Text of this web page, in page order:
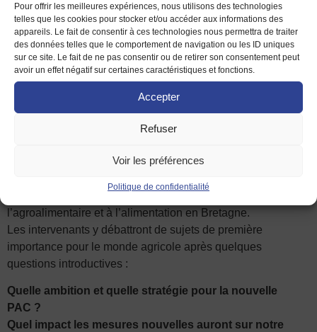
Pour offrir les meilleures expériences, nous utilisons des technologies
telles que les cookies pour stocker et/ou accéder aux informations des
appareils. Le fait de consentir à ces technologies nous permettra de traiter
des données telles que le comportement de navigation ou les ID uniques
sur ce site. Le fait de ne pas consentir ou de retirer son consentement peut
avoir un effet négatif sur certaines caractéristiques et fonctions.
Accepter
Refuser
Voir les préférences
Politique de confidentialité
–Loïc GUINES: Président de la Chambre d’Agriculture
d’Ille-et-Vilaine
–Mary HENRY: chargée de mission PAC à la Chambre
régionale d’Agriculture de Bretagne
– Laurent BARBOT: Responsable du Marché de
l’Agriculture au Crédit Agricole d’Ille-et-Vilaine
– Joseph MÉNARD :Vice Président à la Maison de
l’Europe de Rennes et Haute Bretagne et ancien Président
l’agroalimentaire et à l’alimentation en Bretagne.
Les intervenants y débattront de sujets de première
importance pour le monde agricole après quelques
questions introductives :
Quelle ambition et quelle stratégie pour la nouvelle
PAC ?
Quel impact les mesures nouvelles auront sur notre